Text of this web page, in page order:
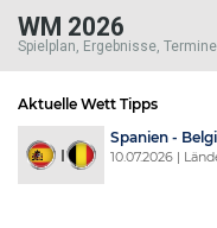
WM 2026
Spielplan, Ergebnisse, Termine
Aktuelle Wett Tipps
Spanien -
10.07.2026 |